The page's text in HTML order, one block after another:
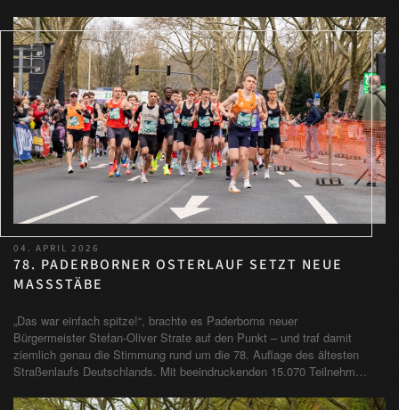
04. APRIL 2026
78. PADERBORNER OSTERLAUF SETZT NEUE
MASSSTÄBE
„Das war einfach spitze!“, brachte es Paderborns neuer
Bürgermeister Stefan-Oliver Strate auf den Punkt – und traf damit
ziemlich genau die Stimmung rund um die 78. Auflage des ältesten
Straßenlaufs Deutschlands. Mit beeindruckenden 15.070 Teilnehm…